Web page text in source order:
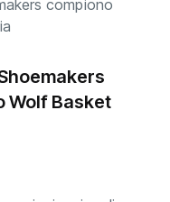
Wolf Basket